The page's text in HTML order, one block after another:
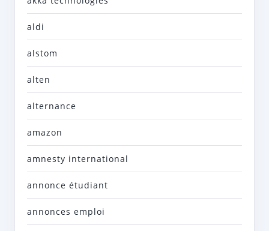
aldi
alstom
alten
alternance
amazon
amnesty international
annonce étudiant
annonces emploi